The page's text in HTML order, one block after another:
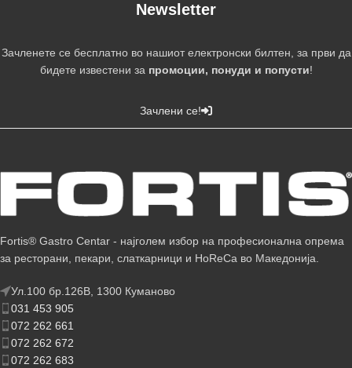
Newsletter
Зачленете се бесплатно во нашиот електронски билтен, за први да
бидете известени за промоции, понуди и попусти!
Зачлени се!
Fortis® Gastro Centar - најголем избор на професионална опрема
за ресторани, пекари, слаткарници и HoReCa во Македонија.
Ул.100 бр.126В, 1300 Куманово
031 453 905
072 262 661
072 262 672
072 262 683